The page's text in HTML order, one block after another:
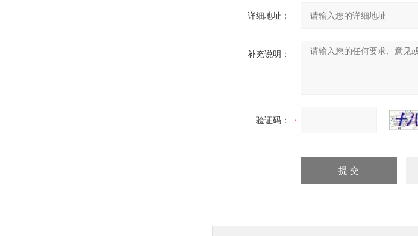
详细地址：
补充说明：
验证码：